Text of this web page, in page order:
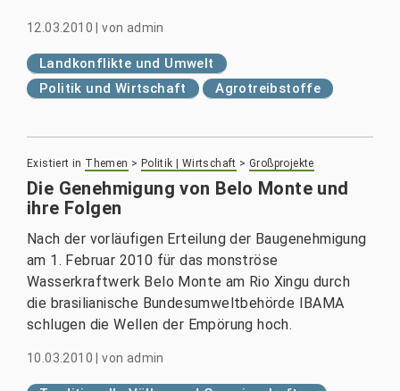
12.03.2010 |von admin
Landkonflikte und Umwelt
Politik und Wirtschaft
Agrotreibstoffe
Existiert in Themen > Politik | Wirtschaft >Großprojekte
Die Genehmigung von Belo Monte und
ihre Folgen
Nach der vorläufigen Erteilung der Baugenehmigung
am 1. Februar 2010 für das monströse
Wasserkraftwerk Belo Monte am Rio Xingu durch
die brasilianische Bundesumweltbehörde IBAMA
schlugen die Wellen der Empörung hoch.
10.03.2010 |von admin